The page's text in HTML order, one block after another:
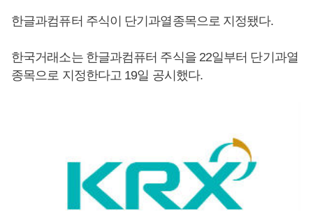
한글과컴퓨터 주식이 단기과열종목으로 지정됐다.
한국거래소는 한글과컴퓨터 주식을 22일부터 단기과열
종목으로 지정한다고 19일 공시했다.